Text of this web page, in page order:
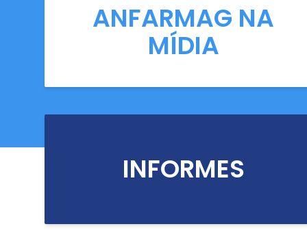
ANFARMAG NA
MÍDIA
INFORMES